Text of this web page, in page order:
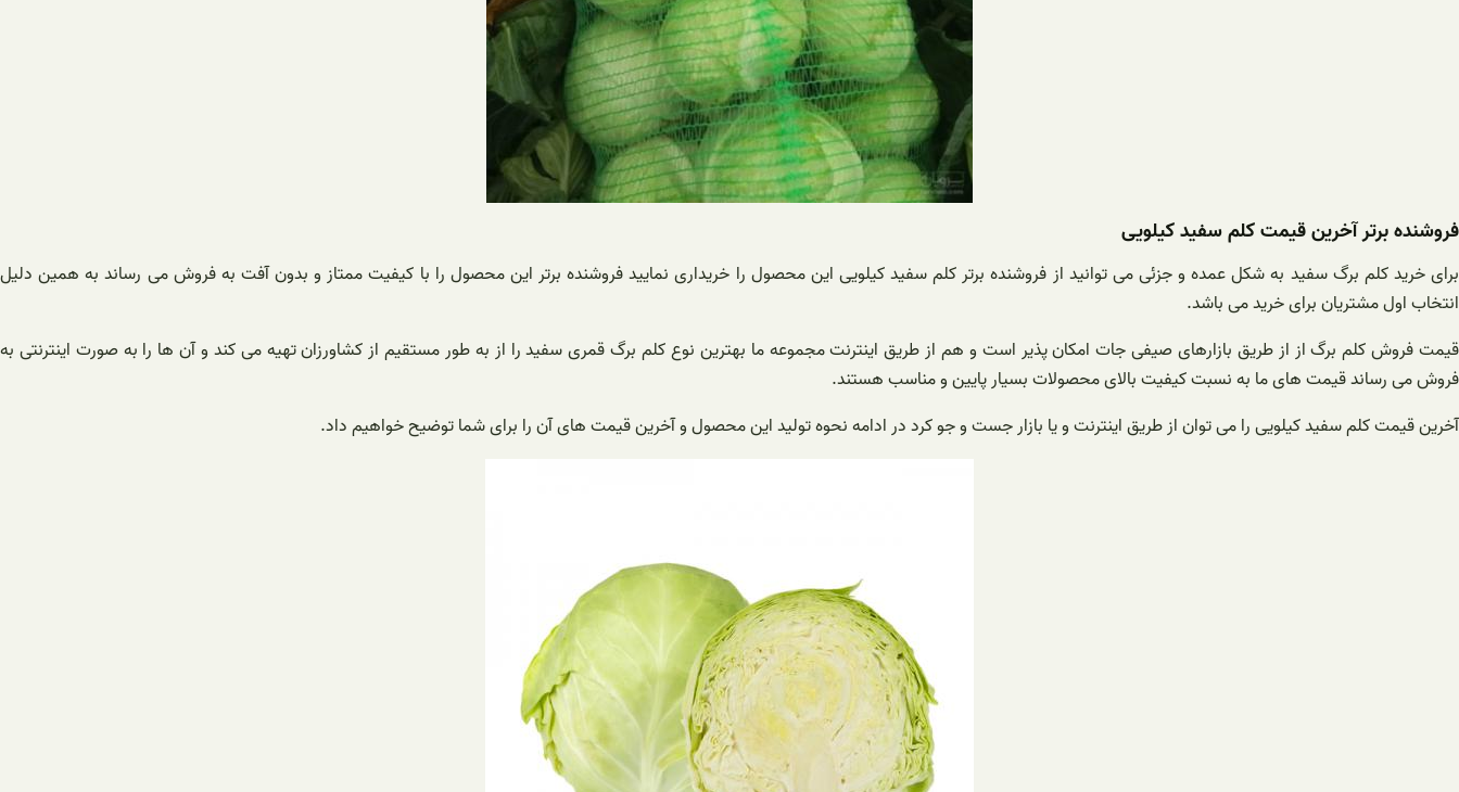
فروشنده برتر آخرین قیمت کلم سفید کیلویی
برای خرید کلم برگ سفید به شکل عمده و جزئی می توانید از فروشنده برتر کلم سفید کیلویی این محصول را خریداری نمایید فروشنده برتر این محصول را با کیفیت ممتاز و بدون آفت به فروش می رساند به همین دلیل
انتخاب اول مشتریان برای خرید می باشد.
قیمت فروش کلم برگ از از طریق بازارهای صیفی جات امکان پذیر است و هم از طریق اینترنت مجموعه ما بهترین نوع کلم برگ قمری سفید را از به طور مستقیم از کشاورزان تهیه می کند و آن ها را به صورت اینترنتی به
فروش می رساند قیمت های ما به نسبت کیفیت بالای محصولات بسیار پایین و مناسب هستند.
آخرین قیمت کلم سفید کیلویی را می توان از طریق اینترنت و یا بازار جست و جو کرد در ادامه نحوه تولید این محصول و آخرین قیمت های آن را برای شما توضیح خواهیم داد.